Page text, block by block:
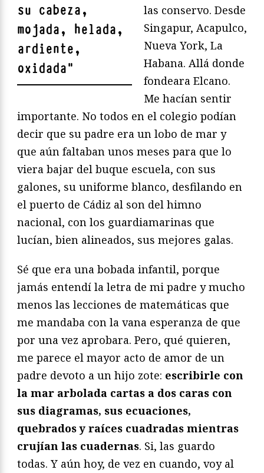
su cabeza,
mojada, helada,
ardiente,
oxidada"
las conservo. Desde
Singapur, Acapulco,
Nueva York, La
Habana. Allá donde
fondeara Elcano.
Me hacían sentir
importante. No todos en el colegio podían
decir que su padre era un lobo de mar y
que aún faltaban unos meses para que lo
viera bajar del buque escuela, con sus
galones, su uniforme blanco, desfilando en
el puerto de Cádiz al son del himno
nacional, con los guardiamarinas que
lucían, bien alineados, sus mejores galas.
Sé que era una bobada infantil, porque
jamás entendí la letra de mi padre y mucho
menos las lecciones de matemáticas que
me mandaba con la vana esperanza de que
por una vez aprobara. Pero, qué quieren,
me parece el mayor acto de amor de un
padre devoto a un hijo zote: escribirle con
la mar arbolada cartas a dos caras con
sus diagramas, sus ecuaciones,
quebrados y raíces cuadradas mientras
crujían las cuadernas. Si, las guardo
todas. Y aún hoy, de vez en cuando, voy al